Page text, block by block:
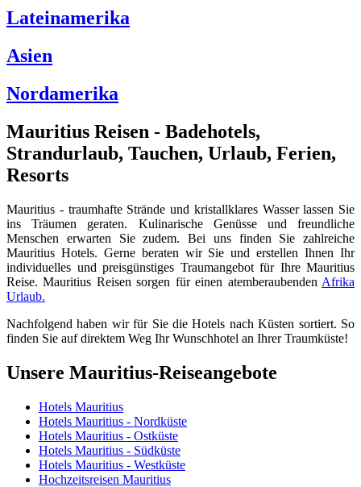
Lateinamerika
Asien
Nordamerika
Mauritius Reisen - Badehotels,
Strandurlaub, Tauchen, Urlaub, Ferien,
Resorts
Mauritius - traumhafte Strände und kristallklares Wasser lassen Sie
ins Träumen geraten. Kulinarische Genüsse und freundliche
Menschen erwarten Sie zudem. Bei uns finden Sie zahlreiche
Mauritius Hotels. Gerne beraten wir Sie und erstellen Ihnen Ihr
individuelles und preisgünstiges Traumangebot für Ihre Mauritius
Reise. Mauritius Reisen sorgen für einen atemberaubenden Afrika
Urlaub.
Nachfolgend haben wir für Sie die Hotels nach Küsten sortiert. So
finden Sie auf direktem Weg Ihr Wunschhotel an Ihrer Traumküste!
Unsere Mauritius-Reiseangebote
Hotels Mauritius
Hotels Mauritius - Nordküste
Hotels Mauritius - Ostküste
Hotels Mauritius - Südküste
Hotels Mauritius - Westküste
Hochzeitsreisen Mauritius